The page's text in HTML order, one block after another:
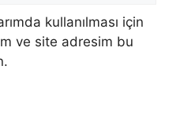
kullanılması için
ve site adresim bu